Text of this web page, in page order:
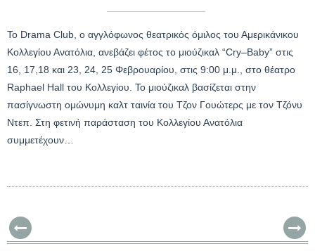
Το Drama Club, ο αγγλόφωνος θεατρικός όμιλος του Αμερικάνικου
Κολλεγίου Ανατόλια, ανεβάζει φέτος το μιούζικαλ “Cry–Baby” στις
16, 17,18 και 23, 24, 25 Φεβρουαρίου, στις 9:00 μ.μ., στο θέατρο
Raphael Hall του Κολλεγίου. Το μιούζικαλ βασίζεται στην
πασίγνωστη ομώνυμη καλτ ταινία του Τζον Γουώτερς με τον Τζόνυ
Ντεπ. Στη φετινή παράσταση του Κολλεγίου Ανατόλια
συμμετέχουν…